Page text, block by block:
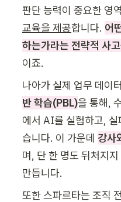
판단 능력이 중요한 영
교육을 제공합니다. 어
하는가라는 전략적 사
이죠.
나아가 실제 업무 데이
반 학습(PBL)을 통해,
에서 AI를 실험하고,
습니다. 이 가운데 강사
며, 단 한 명도 뒤처지
만듭니다.
또한 스파르타는 조직